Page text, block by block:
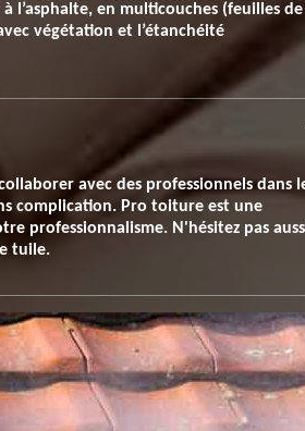
l’asphalte, en multicouches (feuilles de
végétation et l’étanchéité
avec des professionnels dans
complication. Pro toiture est une
professionnalisme. N'hésitez pas
tuile.